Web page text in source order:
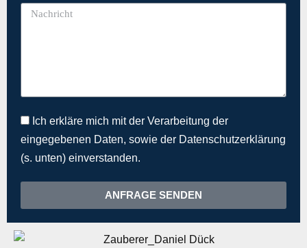
Ich erkläre mich mit der Verarbeitung der
eingegebenen Daten, sowie der Datenschutzerklärung
(s. unten) einverstanden.
ANFRAGE SENDEN